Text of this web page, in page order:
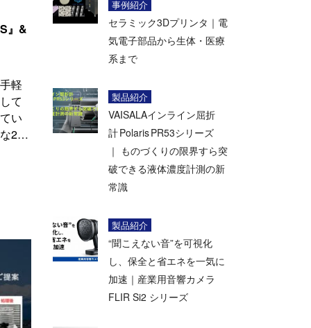
』&
軽
て
い
な2…
事例紹介
セラミック3Dプリンタ｜電
気電子部品から生体・医療
系まで
製品紹介
VAISALAインライン屈折
計 Polaris PR53シリーズ
｜ ものづくりの限界すら突
破できる液体濃度計測の新
常識
製品紹介
“聞こえない音”を可視化
し、保全と省エネを一気に
加速｜産業用音響カメラ
FLIR Si2 シリーズ